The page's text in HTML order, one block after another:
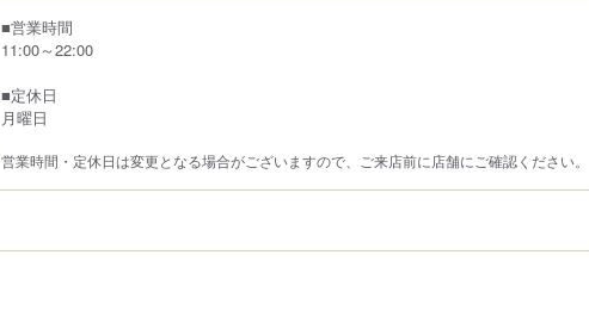
■営業時間
11:00～22:00
■定休日
月曜日
営業時間・定休日は変更となる場合がございますので、ご来店前に店舗にご確認ください。